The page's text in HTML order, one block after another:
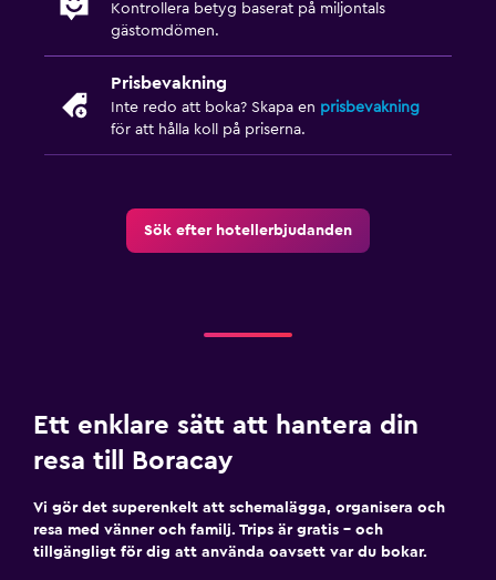
Kontrollera betyg baserat på miljontals
gästomdömen.
Prisbevakning
Inte redo att boka? Skapa en prisbevakning
för att hålla koll på priserna.
Sök efter hotellerbjudanden
Ett enklare sätt att hantera din
resa till Boracay
Vi gör det superenkelt att schemalägga, organisera och
resa med vänner och familj. Trips är gratis – och
tillgängligt för dig att använda oavsett var du bokar.